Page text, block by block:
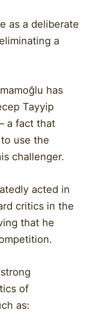
as a deliberate
a
has
Tayyip
a fact that
use the
challenger.
acted in
critics in the
that he
of
as: